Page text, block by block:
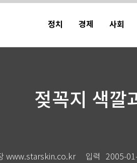
정치 경제 사회
젖꼭지 색깔
www.starskin.co.kr 입력 2005-